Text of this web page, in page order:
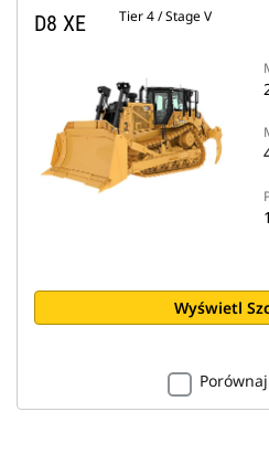
D8 XE Tier 4 / Stage V
Wyświetl